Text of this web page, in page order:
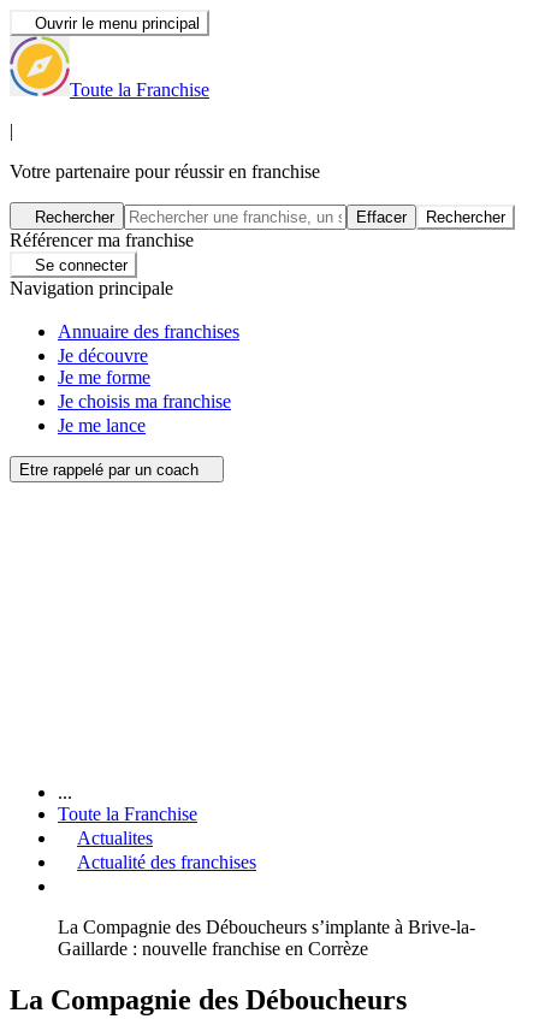
Ouvrir le menu principal
Toute la Franchise
|
Votre partenaire pour réussir en franchise
Rechercher Effacer Rechercher
Référencer ma franchise
Se connecter
Navigation principale
Annuaire des franchises
Je découvre
Je me forme
Je choisis ma franchise
Je me lance
Etre rappelé par un coach
...
Toute la Franchise
Actualites
Actualité des franchises
La Compagnie des Déboucheurs s’implante à Brive-la-
Gaillarde : nouvelle franchise en Corrèze
La Compagnie des Déboucheurs